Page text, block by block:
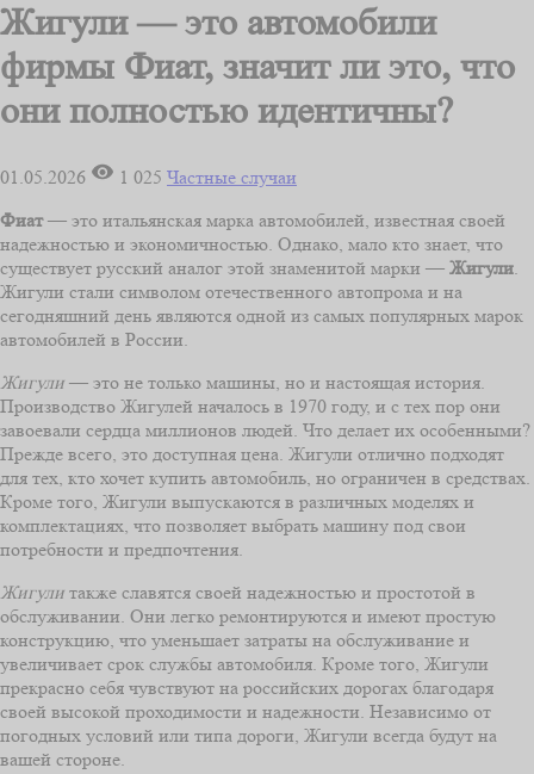
Жигули — это автомобили
фирмы Фиат, значит ли это, что
они полностью идентичны?
01.05.2026 1 025 Частные случаи
Фиат— это итальянская марка автомобилей, известная своей
надежностью и экономичностью. Однако, мало кто знает, что
существует русский аналог этой знаменитой марки — Жигули.
Жигули стали символом отечественного автопрома и на
сегодняшний день являются одной из самых популярных марок
автомобилей в России.
Жигули — это не только машины, но и настоящая история.
Производство Жигулей началось в 1970 году, и с тех пор они
завоевали сердца миллионов людей. Что делает их особенными?
Прежде всего, это доступная цена. Жигули отлично подходят
для тех, кто хочет купить автомобиль, но ограничен в средствах.
Кроме того, Жигули выпускаются в различных моделях и
комплектациях, что позволяет выбрать машину под свои
потребности и предпочтения.
Жигули также славятся своей надежностью и простотой в
обслуживании. Они легко ремонтируются и имеют простую
конструкцию, что уменьшает затраты на обслуживание и
увеличивает срок службы автомобиля. Кроме того, Жигули
прекрасно себя чувствуют на российских дорогах благодаря
своей высокой проходимости и надежности. Независимо от
погодных условий или типа дороги, Жигули всегда будут на
вашей стороне.